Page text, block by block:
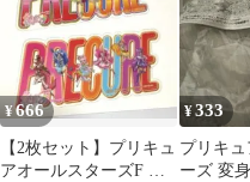
¥666
【2枚セット】プリキュ
アオールスターズF 特
¥333
プリキ
ーズ 変